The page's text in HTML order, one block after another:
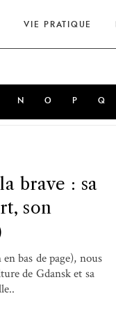
VIE PRATIQUE
N O P Q
brave : sa
son
bas de page), nous
de Gdansk et sa